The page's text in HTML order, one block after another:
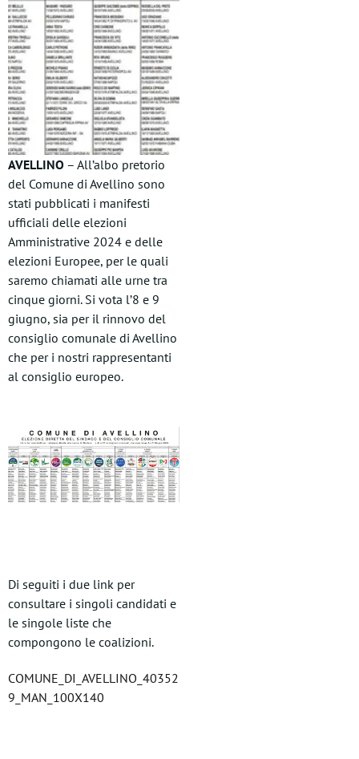
AVELLINO – All’albo pretorio
del Comune di Avellino sono
stati pubblicati i manifesti
ufficiali delle elezioni
Amministrative 2024 e delle
elezioni Europee, per le quali
saremo chiamati alle urne tra
cinque giorni. Si vota l’8 e 9
giugno, sia per il rinnovo del
consiglio comunale di Avellino
che per i nostri rappresentanti
al consiglio europeo.
Di seguiti i due link per
consultare i singoli candidati e
le singole liste che
compongono le coalizioni.
COMUNE_DI_AVELLINO_40352
9_MAN_100X140